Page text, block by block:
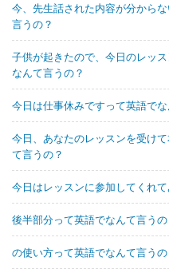
今、先生話された内容が分から
言うの？
子供が起きたので、今日のレッ
なんて言うの？
今日は仕事休みですって英語で
今日、あなたのレッスンを受け
て言うの？
今日はレッスンに参加してくれ
後半部分って英語でなんて言うの
の使い方って英語でなんて言うの